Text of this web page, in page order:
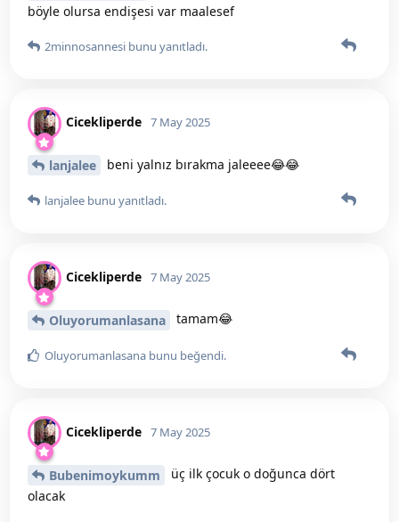
böyle olursa endişesi var maalesef
2minnosannesi bunu yanıtladı.
Cicekliperde 7 May 2025
lanjalee beni yalnız bırakma jaleeee😂😂
lanjalee bunu yanıtladı.
Cicekliperde 7 May 2025
Oluyorumanlasana tamam😂
Oluyorumanlasana bunu beğendi.
Cicekliperde 7 May 2025
Bubenimoykumm
üç ilk çocuk o doğunca dört
olacak